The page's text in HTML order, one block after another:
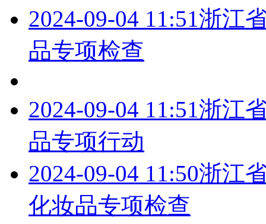
2024-09-04 11:51浙江
品专项检查
2024-09-04 11:51浙江
品专项行动
2024-09-04 11:50浙江
化妆品专项检查